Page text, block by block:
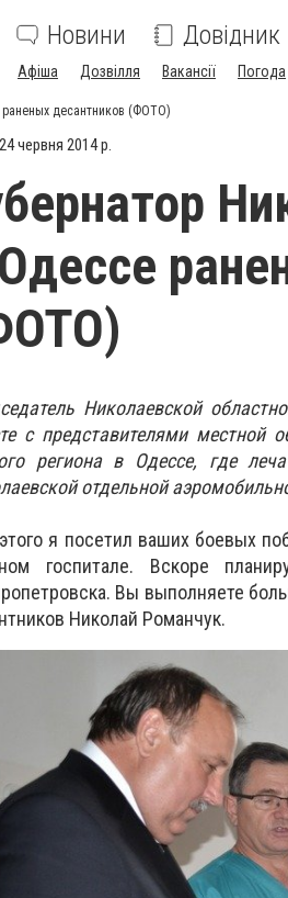
Новини Довідник
Афіша Дозвілля Вакансії Погода
десантников (ФОТО)
червня 2014 р.
Николаевской
с представителями местной
региона в Одессе, где
отдельной
я посетил ваших боевых
госпитале. Вскоре
Вы выполняете
Николай Романчук.